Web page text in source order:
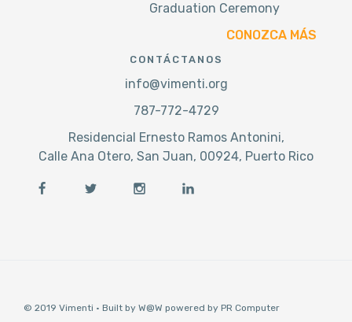
Graduation Ceremony
CONOZCA MÁS
CONTÁCTANOS
info@vimenti.org
787-772-4729
Residencial Ernesto Ramos Antonini,
Calle Ana Otero, San Juan, 00924, Puerto Rico
© 2019 Vimenti · Built by W@W powered by PR Computer